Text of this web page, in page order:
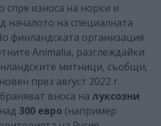
износа на норки и
началото на специалната
финландската организация
Animalia, разглеждайки
митници, съобщи,
през август 2022 г.
вноса на луксозни
300 евро (например